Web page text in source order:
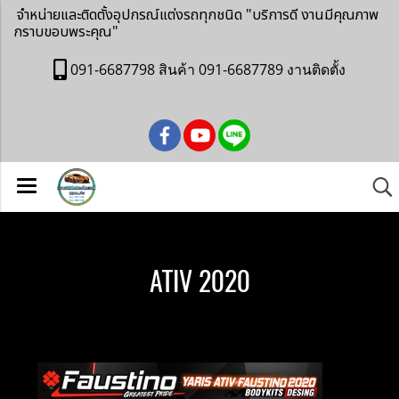
จำหน่ายและติดตั้งอุปกรณ์แต่งรถทุกชนิด "บริการดี งานมีคุณภาพ
กราบขอบพระคุณ"
091-6687798 สินค้า 091-6687789 งานติดตั้ง
ATIV 2020